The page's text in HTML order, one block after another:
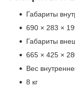
Габариты
690 × 283 ×
Габариты
665 × 425 ×
Вес
8 кг